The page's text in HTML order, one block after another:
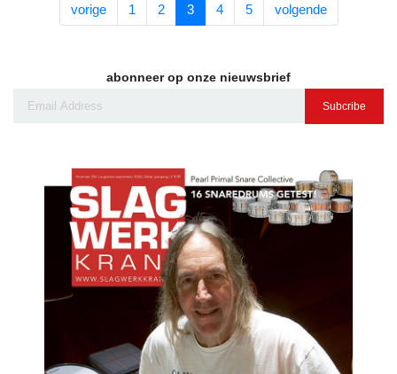
vorige 1 2 3 4 5 volgende
abonneer op onze nieuwsbrief
Subcribe